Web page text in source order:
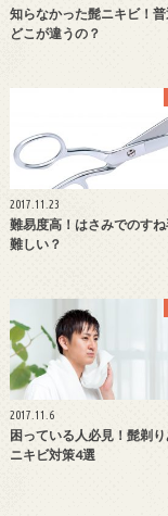
知らなかった髭ニキビ！
どこが違うの？
2017.11.23
難易度高！はさみでのす
難しい？
2017.11.6
困っている人必見！髭剃
ニキビ対策4選